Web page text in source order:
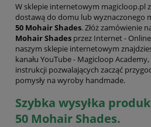
W sklepie internetowym magicloop.pl
dostawą do domu lub wyznaczonego
50 Mohair Shades. Złóż zamówienie
Mohair Shades przez Internet -
naszym sklepie internetowym
kanału YouTube - Magicloop
instrukcji pozwalających zacząć
pomysły na wyroby handmade.
Szybka wysyłka
50 Mohair Shades.